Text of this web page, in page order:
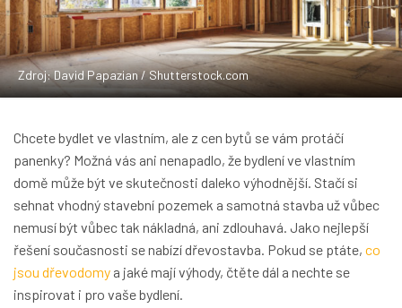
Zdroj: David Papazian / Shutterstock.com
Chcete bydlet ve vlastním, ale z cen bytů se vám protáčí
panenky? Možná vás ani nenapadlo, že bydlení ve vlastním
domě může být ve skutečnosti daleko výhodnější. Stačí si
sehnat vhodný stavební pozemek a samotná stavba už vůbec
nemusí být vůbec tak nákladná, ani zdlouhavá. Jako nejlepší
řešení současnosti se nabízí dřevostavba. Pokud se ptáte, co
jsou dřevodomy a jaké mají výhody, čtěte dál a nechte se
inspirovat i pro vaše bydlení.